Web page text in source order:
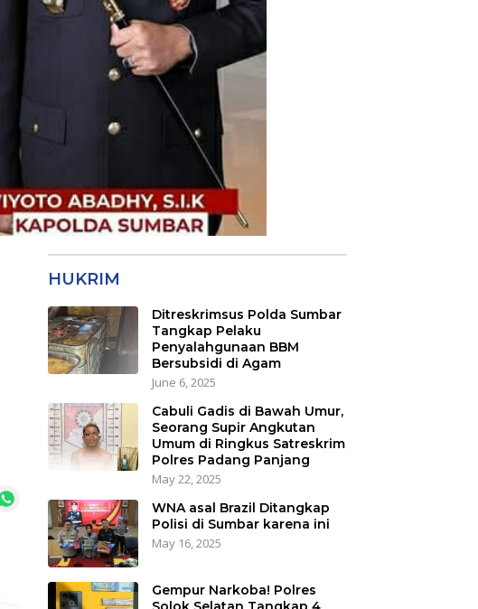
HUKRIM
Ditreskrimsus Polda Sumbar
Tangkap Pelaku
Penyalahgunaan BBM
Bersubsidi di Agam
June 6, 2025
Cabuli Gadis di Bawah Umur,
Seorang Supir Angkutan
Umum di Ringkus Satreskrim
Polres Padang Panjang
May 22, 2025
WNA asal Brazil Ditangkap
Polisi di Sumbar karena ini
May 16, 2025
Gempur Narkoba! Polres